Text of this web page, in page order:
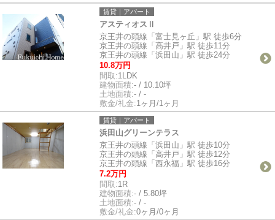
賃貸｜アパート
アスティオスⅡ
京王井の頭線「富士見ヶ丘」駅 徒歩6分
京王井の頭線「高井戸」駅 徒歩11分
京王井の頭線「浜田山」駅 徒歩24分
10.8万円
間取:1LDK
建物面積:- / 10.10坪
土地面積:- / -
敷金/礼金:1ヶ月/1ヶ月
賃貸｜アパート
浜田山グリーンテラス
京王井の頭線「浜田山」駅 徒歩10分
京王井の頭線「高井戸」駅 徒歩12分
京王井の頭線「西永福」駅 徒歩16分
7.2万円
間取:1R
建物面積:- / 5.80坪
土地面積:- / -
敷金/礼金:0ヶ月/0ヶ月